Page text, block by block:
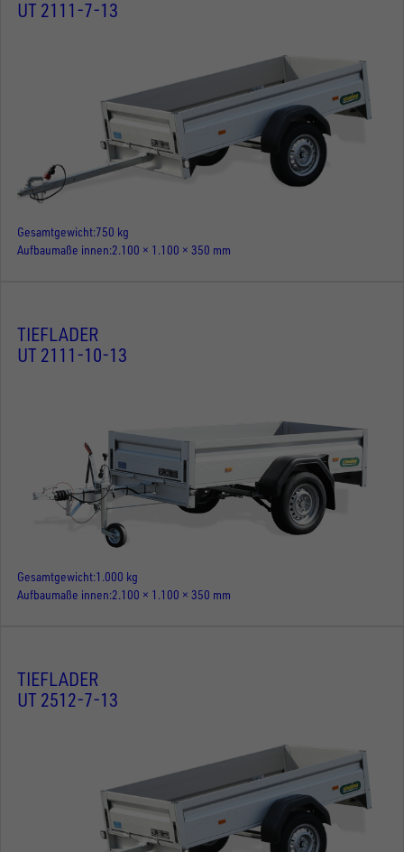
UT 2111-7-13
Gesamtgewicht 750 kg
Aufbaumaße innen 2.100 × 1.100 × 350 mm
TIEFLADER
UT 2111-10-13
Gesamtgewicht 1.000 kg
Aufbaumaße innen 2.100 × 1.100 × 350 mm
TIEFLADER
UT 2512-7-13